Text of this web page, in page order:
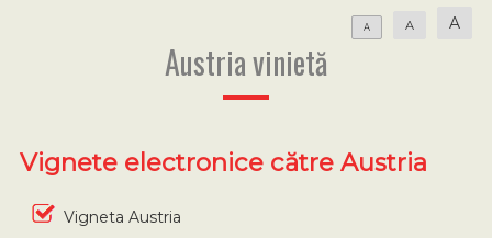
A A A
Austria vinietă
Vignete electronice către Austria
Vigneta Austria